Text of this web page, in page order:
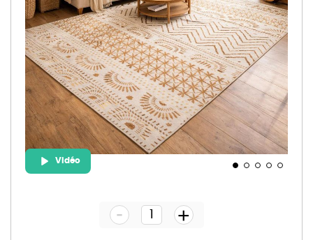
Vidéo
- +